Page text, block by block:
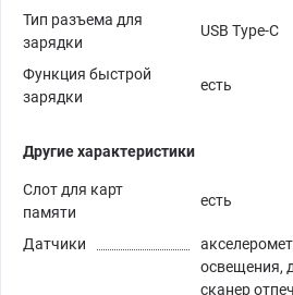
Тип разъема для
зарядки
USB Type-C
Функция быстрой
зарядки
есть
Другие характеристики
Слот для карт
памяти
есть
Датчики
освещения,
сканер